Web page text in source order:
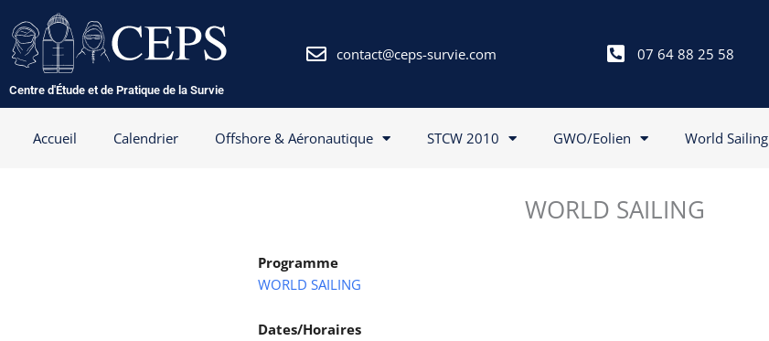
au
contenu
Centre d'Étude et de Pratique de la Survie
contact@ceps-survie.com 07 64 88 25 58
Accueil Calendrier Offshore & Aéronautique STCW 2010 GWO/Eolien World Sailing
WORLD SAILING
Programme
WORLD SAILING
Dates/Horaires